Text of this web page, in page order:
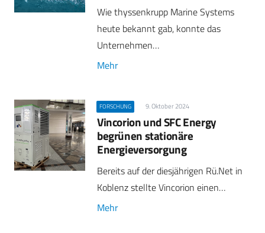
Wie thyssenkrupp Marine Systems
heute bekannt gab, konnte das
Unternehmen…
Mehr
FORSCHUNG 9. Oktober 2024
Vincorion und SFC Energy
begrünen stationäre
Energieversorgung
Bereits auf der diesjährigen Rü.Net in
Koblenz stellte Vincorion einen…
Mehr